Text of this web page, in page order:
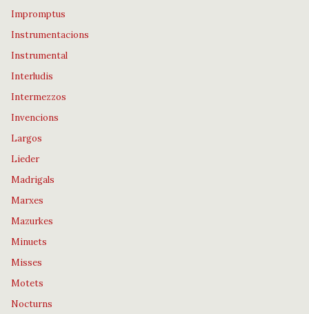
Impromptus
Instrumentacions
Instrumental
Interludis
Intermezzos
Invencions
Largos
Lieder
Madrigals
Marxes
Mazurkes
Minuets
Misses
Motets
Nocturns